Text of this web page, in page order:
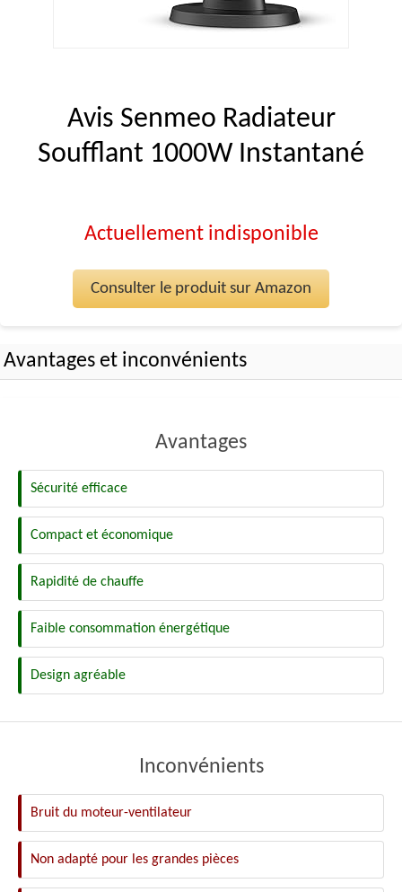
Avis Senmeo Radiateur
Soufflant 1000W Instantané
Actuellement indisponible
Consulter le produit sur Amazon
Avantages et inconvénients
Avantages
Sécurité efficace
Compact et économique
Rapidité de chauffe
Faible consommation énergétique
Design agréable
Inconvénients
Bruit du moteur-ventilateur
Non adapté pour les grandes pièces